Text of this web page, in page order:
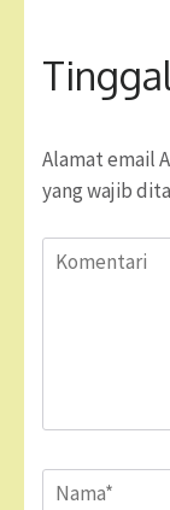
Alamat email
yang wajib
Komentari
Name*